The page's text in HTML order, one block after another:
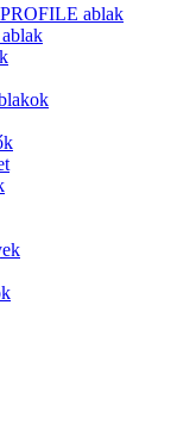
ablak